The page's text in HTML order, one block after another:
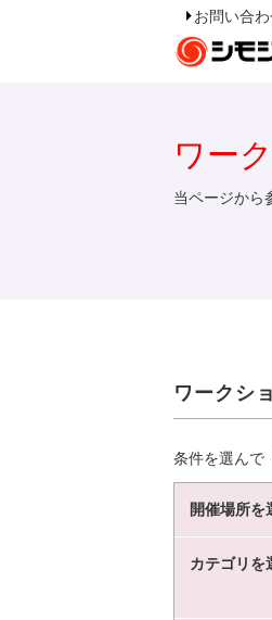
お問い合
ワー
当ページから
ワークシ
条件を選んで
開催場所を
カテゴリを